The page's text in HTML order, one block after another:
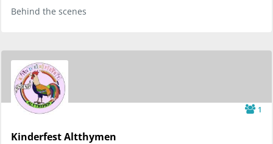
Behind the scenes
1
Kinderfest Altthymen